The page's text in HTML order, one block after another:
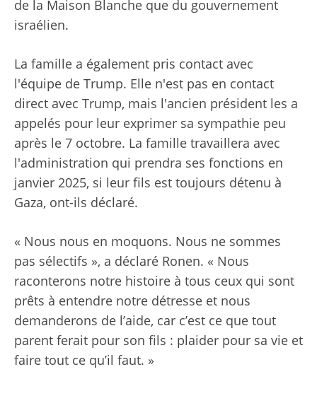
de la Maison Blanche que du gouvernement
israélien.
La famille a également pris contact avec
l'équipe de Trump. Elle n'est pas en contact
direct avec Trump, mais l'ancien président les a
appelés pour leur exprimer sa sympathie peu
après le 7 octobre. La famille travaillera avec
l'administration qui prendra ses fonctions en
janvier 2025, si leur fils est toujours détenu à
Gaza, ont-ils déclaré.
« Nous nous en moquons. Nous ne sommes
pas sélectifs », a déclaré Ronen. « Nous
raconterons notre histoire à tous ceux qui sont
prêts à entendre notre détresse et nous
demanderons de l’aide, car c’est ce que tout
parent ferait pour son fils : plaider pour sa vie et
faire tout ce qu’il faut. »